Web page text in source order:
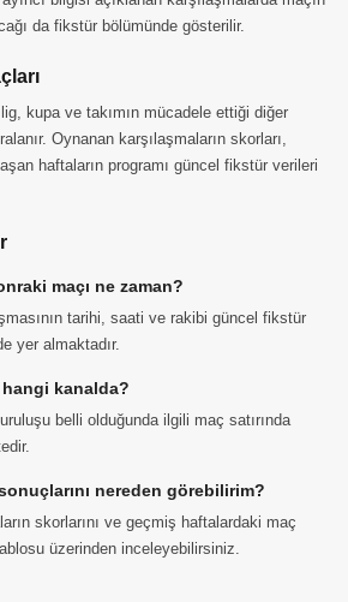
da fikstür bölümünde gösterilir.
kupa ve takımın mücadele ettiği diğer
Oynanan karşılaşmaların skorları,
haftaların programı güncel fikstür verileri
maçı ne zaman?
tarihi, saati ve rakibi güncel fikstür
yer almaktadır.
kanalda?
belli olduğunda ilgili maç satırında
nereden görebilirim?
skorlarını ve geçmiş haftalardaki maç
üzerinden inceleyebilirsiniz.